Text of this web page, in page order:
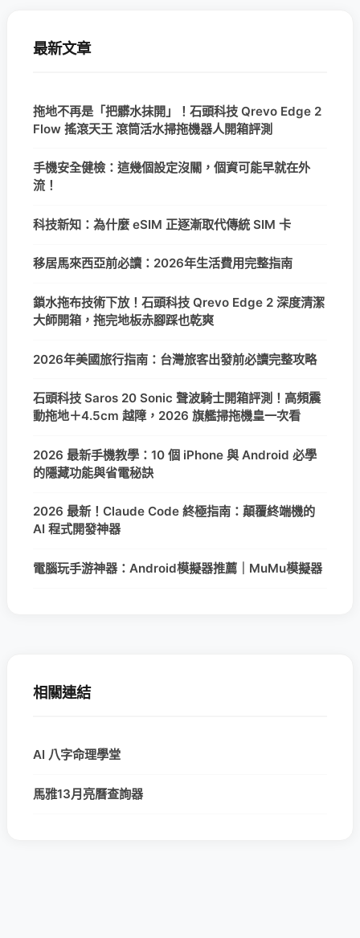
最新文章
拖地不再是「把髒水抹開」！石頭科技 Qrevo Edge 2
Flow 搖滾天王 滾筒活水掃拖機器人開箱評測
手機安全健檢：這幾個設定沒關，個資可能早就在外
流！
科技新知：為什麼 eSIM 正逐漸取代傳統 SIM 卡
移居馬來西亞前必讀：2026年生活費用完整指南
鎖水拖布技術下放！石頭科技 Qrevo Edge 2 深度清潔
大師開箱，拖完地板赤腳踩也乾爽
2026年美國旅行指南：台灣旅客出發前必讀完整攻略
石頭科技 Saros 20 Sonic 聲波騎士開箱評測！高頻震
動拖地＋4.5cm 越障，2026 旗艦掃拖機皇一次看
2026 最新手機教學：10 個 iPhone 與 Android 必學
的隱藏功能與省電秘訣
2026 最新！Claude Code 終極指南：顛覆終端機的
AI 程式開發神器
電腦玩手游神器：Android模擬器推薦｜MuMu模擬器
相關連結
AI 八字命理學堂
馬雅13月亮曆查詢器